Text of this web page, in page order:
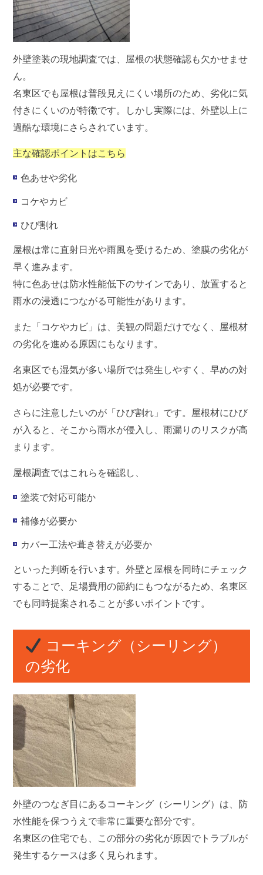
外壁塗装の現地調査では、 屋根の状態確認も欠かせませ
ん。
名東区でも屋根は普段見えにくい場所のため、劣化に気
付きにくいのが特徴です。しかし実際には、外壁以上に
過酷な環境にさらされています。
主な確認ポイントはこちら
色あせや劣化
コケやカビ
ひび割れ
屋根は常に直射日光や雨風を受けるため、塗膜の劣化が
早く進みます。
特に色あせは防水性能低下のサインであり、放置すると
雨水の浸透につながる可能性があります。
また「コケやカビ」は、美観の問題だけでなく、屋根材
の劣化を進める原因にもなります。
名東区でも湿気が多い場所では発生しやすく、早めの対
処が必要です。
さらに注意したいのが「ひび割れ」です。屋根材にひび
が入ると、そこから雨水が侵入し、雨漏りのリスクが高
まります。
屋根調査ではこれらを確認し、
塗装で対応可能か
補修が必要か
カバー工法や葺き替えが必要か
といった判断を行います。外壁と屋根を同時にチェック
することで、足場費用の節約にもつながるため、名東区
でも同時提案されることが多いポイントです。
コーキング（シーリング）
の劣化
外壁のつなぎ目にある コーキング（シーリング） は、防
水性能を保つうえで非常に重要な部分です。
名東区の住宅でも、この部分の劣化が原因でトラブルが
発生するケースは多く見られます。